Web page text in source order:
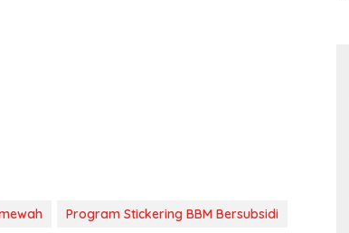
Program Stickering BBM Bersubsidi